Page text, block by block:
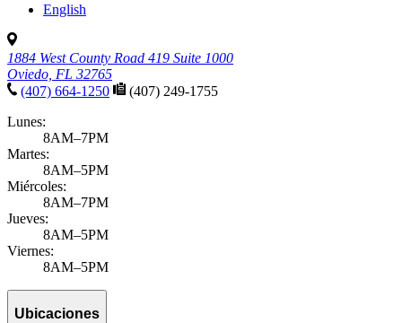
English
1884 West County Road 419 Suite 1000
Oviedo, FL 32765
(407) 664-1250
(407) 249-1755
Lunes:
8AM–7PM
Martes:
8AM–5PM
Miércoles:
8AM–7PM
Jueves:
8AM–5PM
Viernes:
8AM–5PM
Ubicaciones